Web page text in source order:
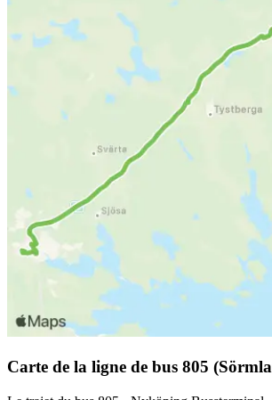
Carte de la ligne de bus 805